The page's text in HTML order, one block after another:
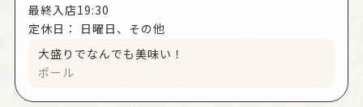
最終入店19:30
定休日：
日曜日、その他
大盛りでなんでも美味い！
ポール